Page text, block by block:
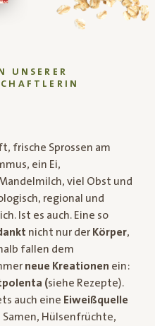
UNSERER
frische Sprossen am
ein Ei,
viel Obst und
regional und
Ist es auch. Eine so
nicht nur derKörper,
fallen dem
neue Kreationen ein:
(siehe Rezepte).
auch eine Eiweißquelle
Samen, Hülsenfrüchte,